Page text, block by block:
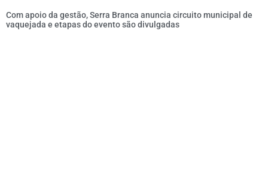
Com apoio da gestão, Serra Branca anuncia circuito municipal de
vaquejada e etapas do evento são divulgadas